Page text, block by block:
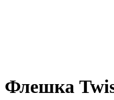
Флешка